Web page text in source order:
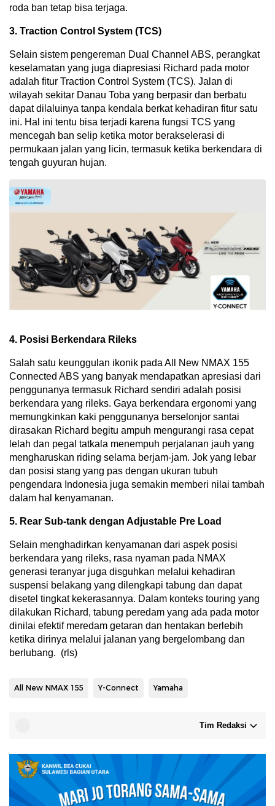
roda ban tetap bisa terjaga.
3. Traction Control System (TCS)
Selain sistem pengereman Dual Channel ABS, perangkat
keselamatan yang juga diapresiasi Richard pada motor
adalah fitur Traction Control System (TCS). Jalan di
wilayah sekitar Danau Toba yang berpasir dan berbatu
dapat dilaluinya tanpa kendala berkat kehadiran fitur satu
ini. Hal ini tentu bisa terjadi karena fungsi TCS yang
mencegah ban selip ketika motor berakselerasi di
permukaan jalan yang licin, termasuk ketika berkendara di
tengah guyuran hujan.
4. Posisi Berkendara Rileks
Salah satu keunggulan ikonik pada All New NMAX 155
Connected ABS yang banyak mendapatkan apresiasi dari
penggunanya termasuk Richard sendiri adalah posisi
berkendara yang rileks. Gaya berkendara ergonomi yang
memungkinkan kaki penggunanya berselonjor santai
dirasakan Richard begitu ampuh mengurangi rasa cepat
lelah dan pegal tatkala menempuh perjalanan jauh yang
mengharuskan riding selama berjam-jam. Jok yang lebar
dan posisi stang yang pas dengan ukuran tubuh
pengendara Indonesia juga semakin memberi nilai tambah
dalam hal kenyamanan.
5. Rear Sub-tank dengan Adjustable Pre Load
Selain menghadirkan kenyamanan dari aspek posisi
berkendara yang rileks, rasa nyaman pada NMAX
generasi teranyar juga disguhkan melalui kehadiran
suspensi belakang yang dilengkapi tabung dan dapat
disetel tingkat kekerasannya. Dalam konteks touring yang
dilakukan Richard, tabung peredam yang ada pada motor
dinilai efektif meredam getaran dan hentakan berlebih
ketika dirinya melalui jalanan yang bergelombang dan
berlubang. (rls)
All New NMAX 155 Y-Connect Yamaha
Tim Redaksi